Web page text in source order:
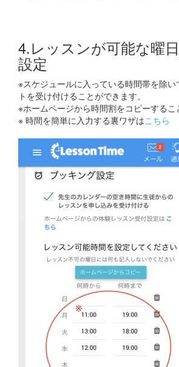
4.レッスンが可能な曜
設定
※スケジュールに入っている時間帯を除い
トを受け付けることができます。
※ホームページから時間割をコピーするこ
※ 時間を簡単に入力する裏ワザはこちら